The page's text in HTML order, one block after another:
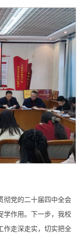
彻党的二十届四中全会
学作用。下一步，我校
作走深走实，切实把全